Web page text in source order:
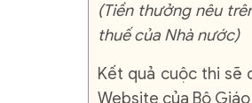
(Tiền thưởng nêu
thuế của Nhà nước)
Kết quả cuộc thi sẽ
Website của Bộ